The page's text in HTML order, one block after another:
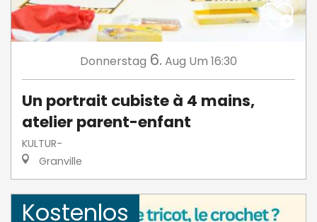
Donnerstag 6. Aug Um 16:30
Un portrait cubiste à 4 mains,
atelier parent-enfant
KULTUR-
Granville
Kostenlos